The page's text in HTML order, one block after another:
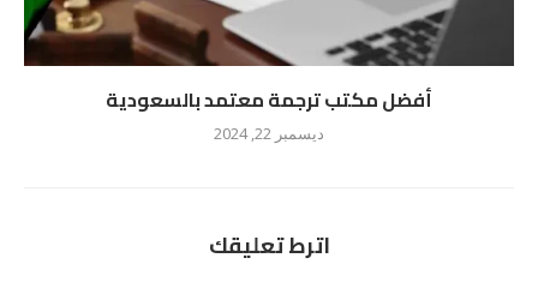
أفضل مكتب ترجمة معتمد بالسعودية
ديسمبر 22, 2024
اترط تعليقك